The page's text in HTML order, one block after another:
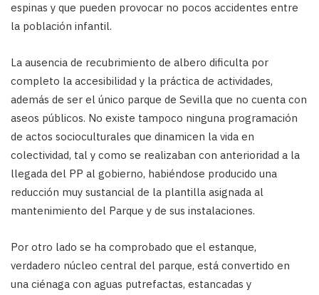
espinas y que pueden provocar no pocos accidentes entre
la población infantil.
La ausencia de recubrimiento de albero dificulta por
completo la accesibilidad y la práctica de actividades,
además de ser el único parque de Sevilla que no cuenta con
aseos públicos. No existe tampoco ninguna programación
de actos socioculturales que dinamicen la vida en
colectividad, tal y como se realizaban con anterioridad a la
llegada del PP al gobierno, habiéndose producido una
reducción muy sustancial de la plantilla asignada al
mantenimiento del Parque y de sus instalaciones.
Por otro lado se ha comprobado que el estanque,
verdadero núcleo central del parque, está convertido en
una ciénaga con aguas putrefactas, estancadas y